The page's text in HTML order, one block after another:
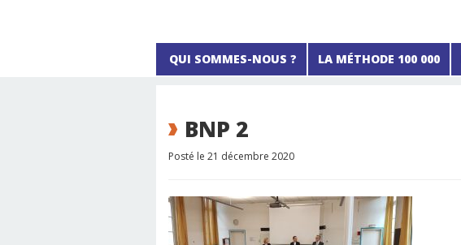
QUI SOMMES-NOUS ? LA MÉTHODE 100 000
BNP 2
Posté le 21 décembre 2020